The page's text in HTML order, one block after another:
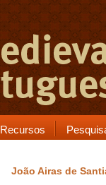
Recursos
João Airas de